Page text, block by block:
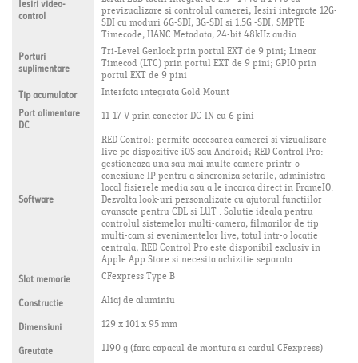
Iesiri video-
control previzualizare si controlul camerei; Iesiri integrate 12G-
SDI cu moduri 6G-SDI, 3G-SDI si 1.5G -SDI; SMPTE
Timecode, HANC Metadata, 24-bit 48kHz audio
Porturi
suplimentare
Tri-Level Genlock prin portul EXT de 9 pini; Linear
Timecod (LTC) prin portul EXT de 9 pini; GPIO prin
portul EXT de 9 pini
Tip acumulator Interfata integrata Gold Mount
Port alimentare
DC 11-17 V prin conector DC-IN cu 6 pini
Software
RED Control: permite accesarea camerei si vizualizare
live pe dispozitive iOS sau Android; RED Control Pro:
gestioneaza una sau mai multe camere printr-o
conexiune IP pentru a sincroniza setarile, administra
local fisierele media sau a le incarca direct in FrameIO.
Dezvolta look-uri personalizate cu ajutorul functiilor
avansate pentru CDL si LUT . Solutie ideala pentru
controlul sistemelor multi-camera, filmarilor de tip
multi-cam si evenimentelor live, totul intr-o locatie
centrala; RED Control Pro este disponibil exclusiv in
Apple App Store si necesita achizitie separata.
Slot memorie CFexpress Type B
Constructie Aliaj de aluminiu
Dimensiuni 129 x 101 x 95 mm
Greutate 1190 g (fara capacul de montura si cardul CFexpress)